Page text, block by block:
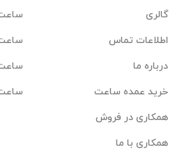
گالری
اطلاعات تماس
درباره ما
خرید عمده ساعت
همکاری در فروش
همکاری با ما